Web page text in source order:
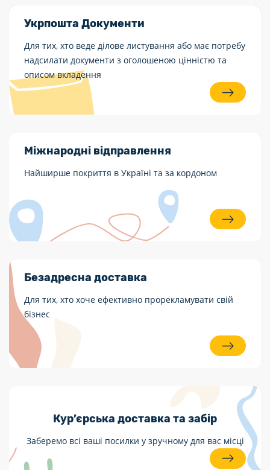
Укрпошта Документи
Для тих, хто веде ділове листування або має потребу
надсилати документи з оголошеною цінністю та
описом вкладення
Міжнародні відправлення
Найширше покриття в Україні та за кордоном
Безадресна доставка
Для тих, хто хоче ефективно прорекламувати свій
бізнес
Кур’єрська доставка та забір
Заберемо всі ваші посилки у зручному для вас місці